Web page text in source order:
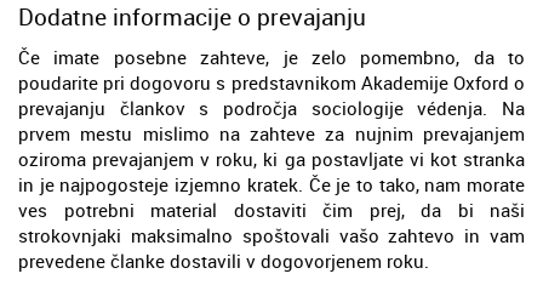
Dodatne informacije o prevajanju
Če imate posebne zahteve, je zelo pomembno, da to
poudarite pri dogovoru s predstavnikom Akademije Oxford o
prevajanju člankov s področja sociologije védenja. Na
prvem mestu mislimo na zahteve za nujnim prevajanjem
oziroma prevajanjem v roku, ki ga postavljate vi kot stranka
in je najpogosteje izjemno kratek. Če je to tako, nam morate
ves potrebni material dostaviti čim prej, da bi naši
strokovnjaki maksimalno spoštovali vašo zahtevo in vam
prevedene članke dostavili v dogovorjenem roku.